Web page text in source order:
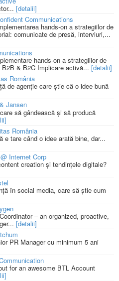
[detalii]
Communications
hands-on a strategiilor de
comunicate de presă, interviuri,...
hands-on a strategiilor de
& B2C Implicare activă... [detalii]
România
de agenție care știe că o idee bună
Jansen
să gândească și să producă
România
e tare când o idee arată bine, dar...
Internet Corp
creation și tendințele digitale?
în social media, care să știe cum
– an organized, proactive,
[detalii]
PR Manager cu minimum 5 ani
for an awesome BTL Account